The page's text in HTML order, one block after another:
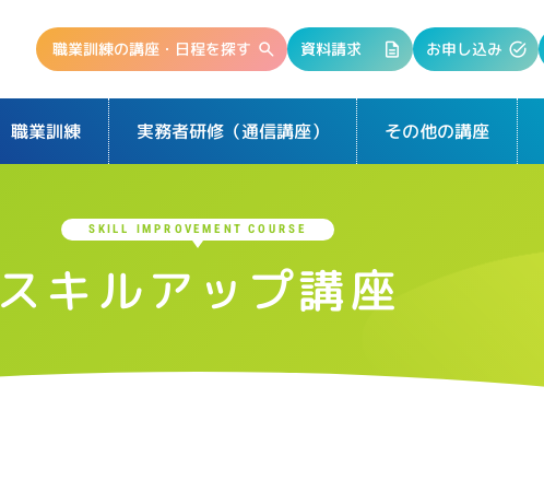
職業訓練の講座・日程を探す 資料請求 お申し込み
職業訓練 実務者研修（通信講座） その他の講座
SKILL IMPROVEMENT COURSE
スキルアップ講座